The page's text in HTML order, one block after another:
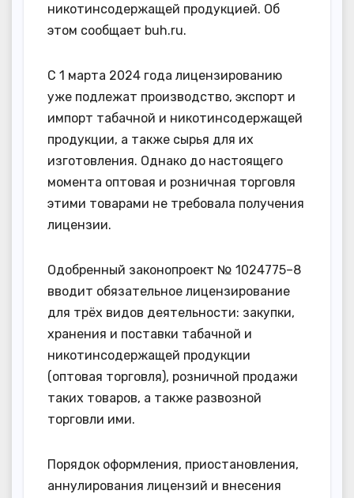
никотинсодержащей продукцией. Об
этом сообщает buh.ru.
C 1 марта 2024 года лицензированию
уже подлежат производство, экспорт и
импорт табачной и никотинсодержащей
продукции, а также сырья для их
изготовления. Однако до настоящего
момента оптовая и розничная торговля
этими товарами не требовала получения
лицензии.
Одобренный законопроект № 1024775–8
вводит обязательное лицензирование
для трёх видов деятельности: закупки,
хранения и поставки табачной и
никотинсодержащей продукции
(оптовая торговля), розничной продажи
таких товаров, а также развозной
торговли ими.
Порядок оформления, приостановления,
аннулирования лицензий и внесения